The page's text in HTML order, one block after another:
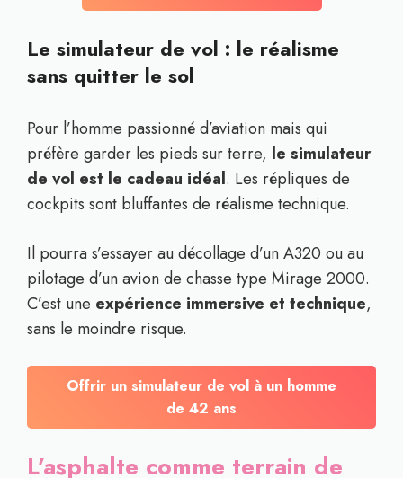
Le simulateur de vol : le réalisme
sans quitter le sol
Pour l’homme passionné d’aviation mais qui
préfère garder les pieds sur terre, le simulateur
de vol est le cadeau idéal. Les répliques de
cockpits sont bluffantes de réalisme technique.
Il pourra s’essayer au décollage d’un A320 ou au
pilotage d’un avion de chasse type Mirage 2000.
C’est une expérience immersive et technique,
sans le moindre risque.
Offrir un simulateur de vol à un homme
de 42 ans
L’asphalte comme terrain de